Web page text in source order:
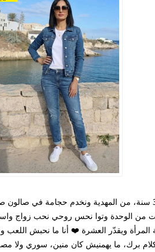
اسمي ياسمين، تونسية عمري 37 سنة، من المهدية ونخدم
من الوحدة وتوا نحس روحي نحب زواج
ويقدّر العشرة ❤️ أنا ما نحبش اللعب
برك، ما يهمنيش كان منين، سوري ولا